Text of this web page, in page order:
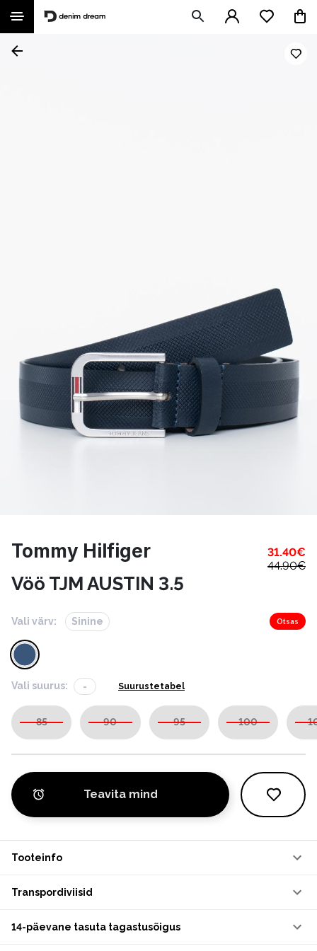
Tommy Hilfiger 31.40€
44.90€
Vöö TJM AUSTIN 3.5
Vali värv: Sinine Otsas
Vali suurus: - Suurustetabel
85 90 95 100
Teavita mind
Tooteinfo
Transpordiviisid
14-päevane tasuta tagastusõigus